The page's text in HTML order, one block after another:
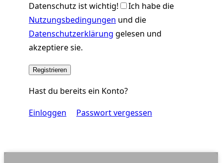
Datenschutz ist wichtig!
Ich habe die
Nutzungsbedingungen und die
Datenschutzerklärung gelesen und
akzeptiere sie.
Registrieren
Hast du bereits ein Konto?
Einloggen
Passwort vergessen